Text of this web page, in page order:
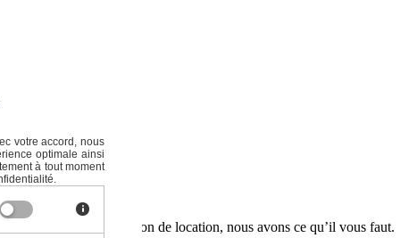
ou une solution de location, nous avons ce qu’il vous faut.
votre accord, nous
optimale ainsi
à tout moment